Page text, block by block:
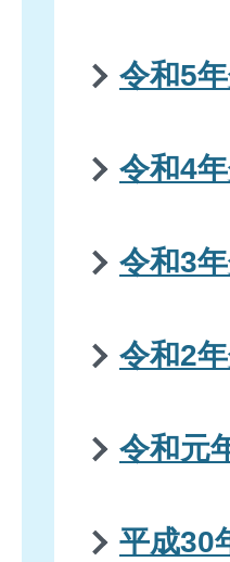
令和5
令和4
令和3
令和2
令和元
平成30